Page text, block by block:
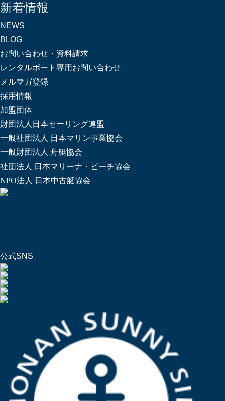
新着情報
NEWS
BLOG
お問い合わせ・資料請求
レンタルボート専用お問い合わせ
メルマガ登録
採用情報
加盟団体
財団法人日本セーリング連盟
一般社団法人 日本マリン事業協会
一般財団法人 舟艇協会
社団法人 日本マリーナ・ビーチ協会
NPO法人 日本中古艇協会
公式SNS